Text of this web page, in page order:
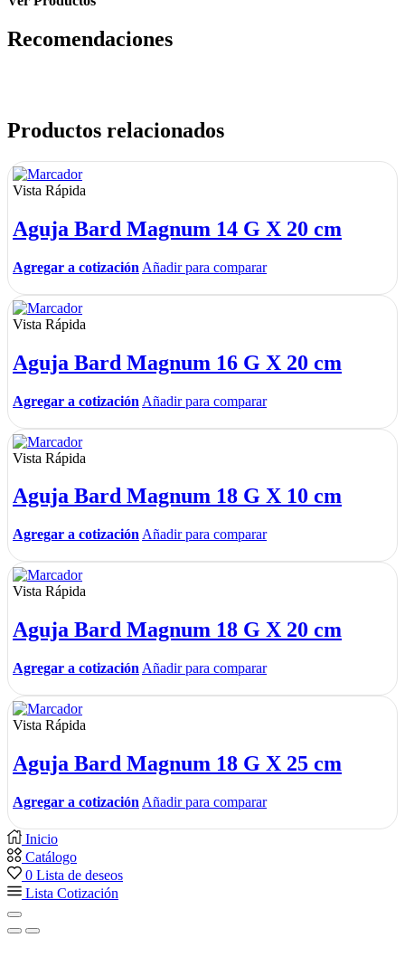
Recomendaciones
Productos relacionados
Vista Rápida
Aguja Bard Magnum 14 G X 20 cm
Agregar a cotización Añadir para comparar
Vista Rápida
Aguja Bard Magnum 16 G X 20 cm
Agregar a cotización Añadir para comparar
Vista Rápida
Aguja Bard Magnum 18 G X 10 cm
Agregar a cotización Añadir para comparar
Vista Rápida
Aguja Bard Magnum 18 G X 20 cm
Agregar a cotización Añadir para comparar
Vista Rápida
Aguja Bard Magnum 18 G X 25 cm
Agregar a cotización Añadir para comparar
Inicio
Catálogo
0 Lista de deseos
Lista Cotización